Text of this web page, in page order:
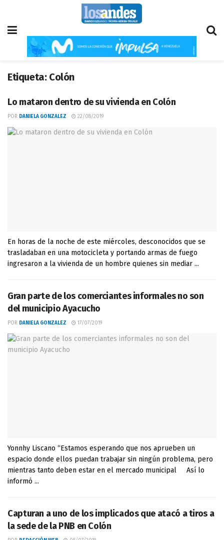
Etiqueta: Colón
Lo mataron dentro de su vivienda en Colón
POR DANIELA GONZALEZ 22/08/2019
En horas de la noche de este miércoles, desconocidos que se
trasladaban en una motocicleta y portando armas de fuego
ingresaron a la vivienda de un hombre quienes sin mediar ...
Gran parte de los comerciantes informales no son
del municipio Ayacucho
POR DANIELA GONZALEZ 17/07/2019
Yonnhy Liscano “Estamos esperando que nos aprueben un
espacio donde ellos puedan trabajar sin ningún problema, pero
mientras tanto deben estar en el mercado municipal Así lo
informó ...
Capturan a uno de los implicados que atacó a tiros a
la sede de la PNB en Colón